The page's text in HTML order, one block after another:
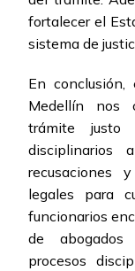
fortalecer el
sistema de
En
Medellín nos
trámite
disciplinarios
recusaciones
legales para
funcionarios
de
procesos